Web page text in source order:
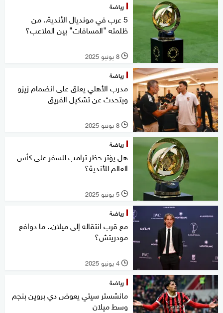
رياضة
5 عرب في مونديال الأندية.. من
ظلمته "المسافات" بين الملاعب؟
l 8 يونيو 2025
رياضة
مدرب الأهلي يعلق على انضمام زيزو
ويتحدث عن تشكيل الفريق
l 8 يونيو 2025
رياضة
هل يؤثر حظر ترامب للسفر على كأس
العالم للأندية؟
l 5 يونيو 2025
رياضة
مع قرب انتقاله إلى ميلان.. ما دوافع
مودريتش؟
l 4 يونيو 2025
رياضة
مانشستر سيتي يعوض دي بروين بنجم
وسط ميلان